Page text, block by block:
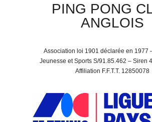
PING PONG
ANGLOIS
Association loi 1901 déclarée en 1977
Jeunesse et Sports S/91.85.462 – Siren
Affiliation F.F.T.T. 12850078